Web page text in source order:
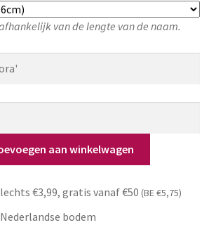
van de lengte van de naam.
aan winkelwagen
€3,99, gratis vanaf €50 (BE €5,75)
bodem